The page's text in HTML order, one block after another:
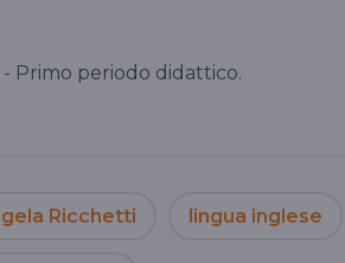
Primo periodo didattico.
Ricchetti lingua inglese